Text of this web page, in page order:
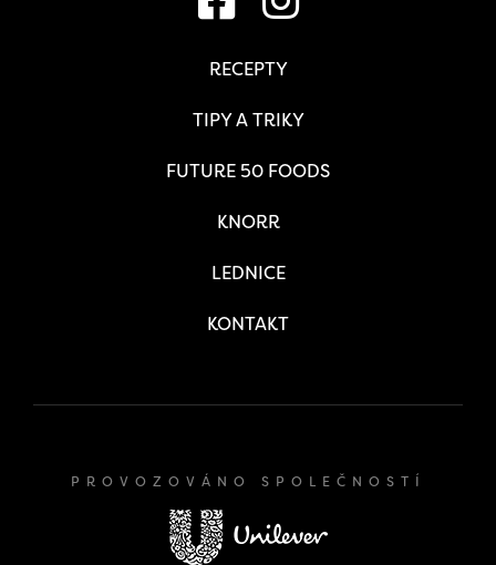
RECEPTY
TIPY A TRIKY
FUTURE 50 FOODS
KNORR
LEDNICE
KONTAKT
PROVOZOVÁNO SPOLEČNOSTÍ